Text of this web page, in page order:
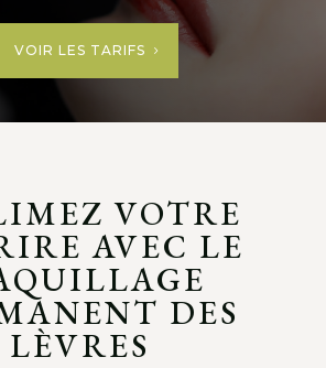
VOIR LES TARIFS
VOTRE
AVEC LE
DES
LÈVRES